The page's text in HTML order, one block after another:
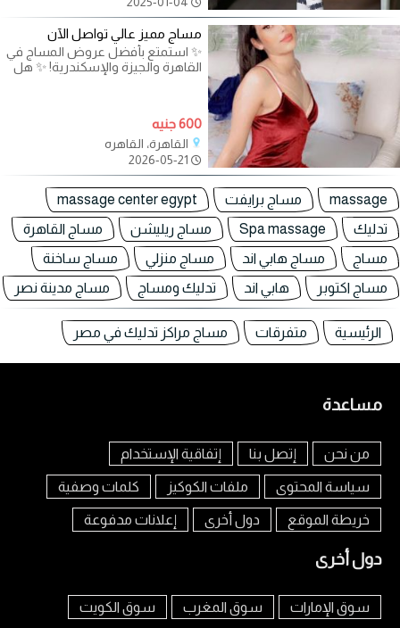
مساج مميز عالي تواصل الآن
✨ استمتع بأفضل عروض المساج في
القاهرة والجيزة والإسكندرية! ✨ هل
600 جنيه
القاهرة، القاهره
massage مساج برايفت
massage center egypt
تدليك
Spa massage مساج ريليشن
مساج القاهرة
مساج
مساج هابي اند مساج منزلي
مساج ساخنة
مساج اكتوبر
هابي اند تدليك ومساج مساج مدينة نصر
الرئيسية متفرقات مساج مراكز تدليك في مصر
مساعدة
من نحن إتصل بنا إتفاقية الإستخدام
سياسة المحتوى ملفات الكوكيز كلمات وصفية
خريطة الموقع دول أخرى إعلانات مدفوعة
دول أخرى
سوق الإمارات سوق المغرب سوق الكويت